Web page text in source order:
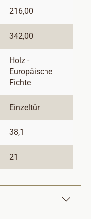
216,00
342,00
Holz -
Europäische
Fichte
Einzeltür
38,1
21